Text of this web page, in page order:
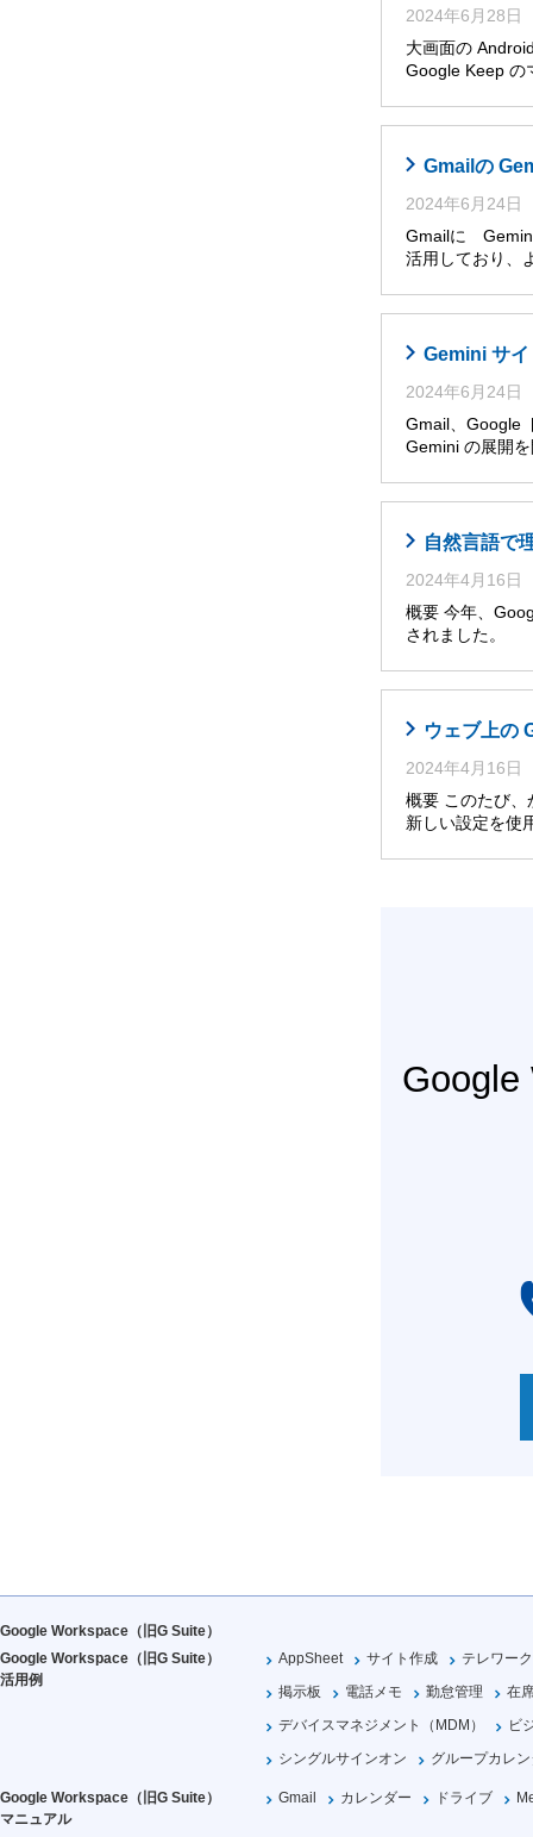
2024年6月28日
大画面の
Google Keep の
Gmailの
2024年6月24日
Gmailに Gemini
活用しており、
Gemini サ
2024年6月24日
Gmail、Google
Gemini の展開
自然言語で
2024年4月16日
概要 今年、
されました。
ウェブ上の
2024年4月16日
概要 このたび、
新しい設定を使
Google
Google Workspace（旧G Suite）
Google Workspace（旧G Suite）
活用例
AppSheet サイト作成
テレワーク
掲示板
電話メモ 勤怠管理
在
デバイスマネジメント（MDM）
ビ
シングルサインオン
グループカレ
Google Workspace（旧G Suite）
マニュアル
Gmail カレンダー ドライブ